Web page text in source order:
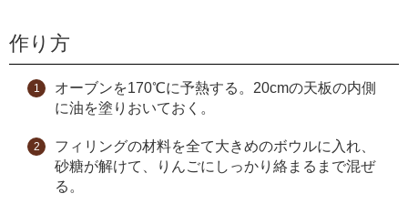
作り方
オーブンを170℃に予熱する。20cmの天板の内側
に油を塗りおいておく。
フィリングの材料を全て大きめのボウルに入れ、
砂糖が解けて、りんごにしっかり絡まるまで混ぜ
る。